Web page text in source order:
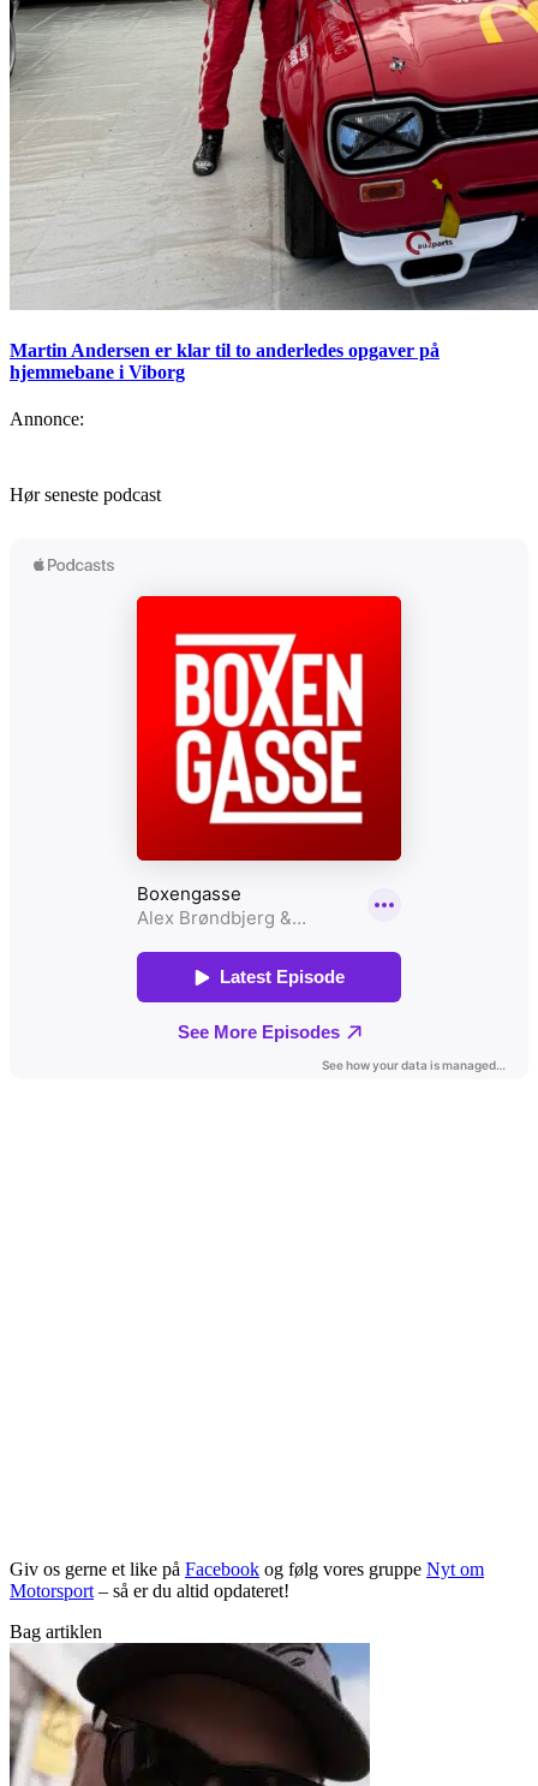
Martin Andersen er klar til to anderledes opgaver på
hjemmebane i Viborg
Annonce:
Hør seneste podcast
Giv os gerne et like på Facebook og følg vores gruppe Nyt om
Motorsport – så er du altid opdateret!
Bag artiklen